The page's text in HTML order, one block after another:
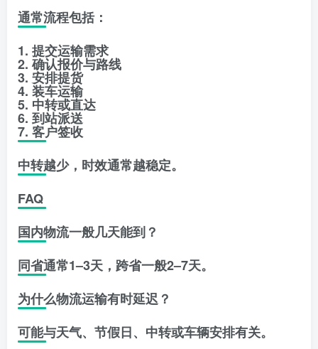
通常流程包括：
1. 提交运输需求
2. 确认报价与路线
3. 安排提货
4. 装车运输
5. 中转或直达
6. 到站派送
7. 客户签收
中转越少，时效通常越稳定。
FAQ
国内物流一般几天能到？
同省通常1–3天，跨省一般2–7天。
为什么物流运输有时延迟？
可能与天气、节假日、中转或车辆安排有关。